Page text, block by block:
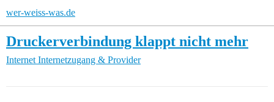
wer-weiss-was.de
Druckerverbindung klappt nicht mehr
Internet Internetzugang & Provider